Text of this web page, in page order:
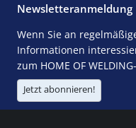
Newsletteranmeldung
Wenn Sie an
Informationen
zum HOME OF
Jetzt abonnieren!